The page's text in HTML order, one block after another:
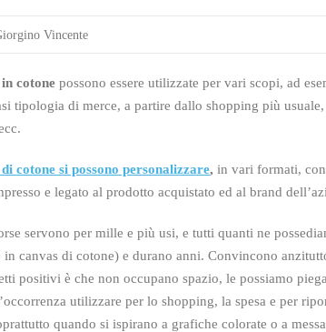
Vincente
cotone possono essere utilizzate per vari scopi, ad
tipologia di merce, a partire dallo shopping più
cotone si possono personalizzare, in vari formati,
e legato al prodotto acquistato ed al brand
servono per mille e più usi, e tutti quanti ne
in canvas di cotone) e durano anni. Convincono
positivi è che non occupano spazio, le possiamo
utilizzare per lo shopping, la spesa e per
quando si ispirano a grafiche colorate o a